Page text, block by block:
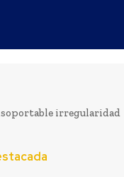
irregularidad